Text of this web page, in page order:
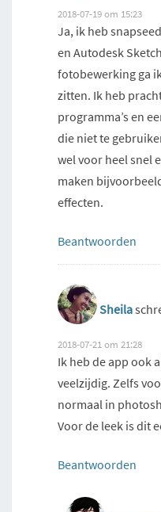
2018-07-19 om 15:23
Ja, ik heb
en Autodesk
fotobewerking ga
zitten. Ik heb
programma’s en
die niet te
wel voor heel snel
maken
effecten.
Beantwoorden
Sheila
2018-07-21 om 21:28
Ik heb de app ook
veelzijdig. Zelfs
normaal in
Voor de leek is dit
Beantwoorden